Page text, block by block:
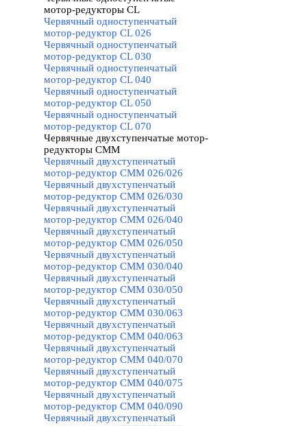
мотор-редукторы CL
Червячный одноступенчатый
мотор-редуктор CL 026
Червячный одноступенчатый
мотор-редуктор CL 030
Червячный одноступенчатый
мотор-редуктор CL 040
Червячный одноступенчатый
мотор-редуктор CL 050
Червячный одноступенчатый
мотор-редуктор CL 070
Червячные двухступенчатые мотор-
редукторы CMM
Червячный двухступенчатый
мотор-редуктор CMM 026/026
Червячный двухступенчатый
мотор-редуктор CMM 026/030
Червячный двухступенчатый
мотор-редуктор CMM 026/040
Червячный двухступенчатый
мотор-редуктор CMM 026/050
Червячный двухступенчатый
мотор-редуктор CMM 030/040
Червячный двухступенчатый
мотор-редуктор CMM 030/050
Червячный двухступенчатый
мотор-редуктор CMM 030/063
Червячный двухступенчатый
мотор-редуктор CMM 040/063
Червячный двухступенчатый
мотор-редуктор CMM 040/070
Червячный двухступенчатый
мотор-редуктор CMM 040/075
Червячный двухступенчатый
мотор-редуктор CMM 040/090
Червячный двухступенчатый